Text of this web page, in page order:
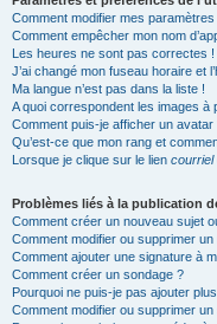
Comment modifier mes paramètres
Comment empêcher mon nom
Les heures ne sont pas correctes !
J’ai changé mon fuseau horaire et
Ma langue n’est pas dans la liste !
A quoi correspondent les images à
Comment puis-je afficher un avatar
Qu’est-ce que mon rang et
Lorsque je clique sur le lien courriel
Problèmes liés à la publication
Comment créer un nouveau sujet
Comment modifier ou supprimer
Comment ajouter une signature à
Comment créer un sondage ?
Pourquoi ne puis-je pas ajouter
Comment modifier ou supprimer un